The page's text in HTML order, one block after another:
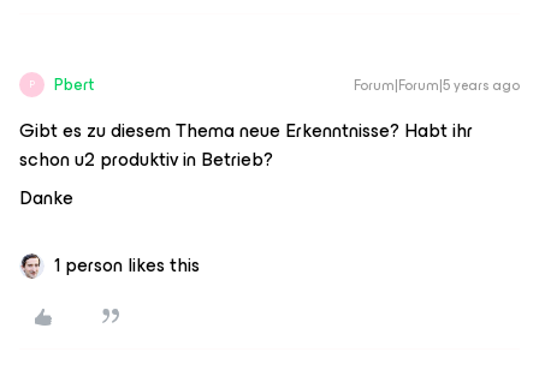
P Pbert Forum|Forum|5 years ago
Gibt es zu diesem Thema neue Erkenntnisse? Habt ihr
schon u2 produktiv in Betrieb?
Danke
1 person likes this